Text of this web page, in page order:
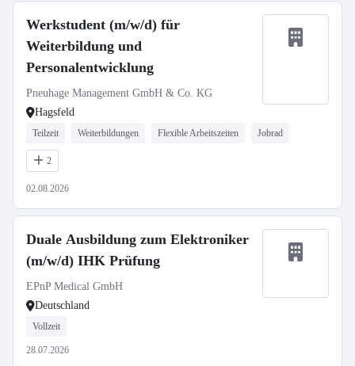
Werkstudent (m/w/d) für
Weiterbildung und
Personalentwicklung
Pneuhage Management GmbH & Co. KG
Hagsfeld
Teilzeit Weiterbildungen Flexible Arbeitszeiten Jobrad
2
02.08.2026
Duale Ausbildung zum Elektroniker
(m/w/d) IHK Prüfung
EPnP Medical GmbH
Deutschland
Vollzeit
28.07.2026